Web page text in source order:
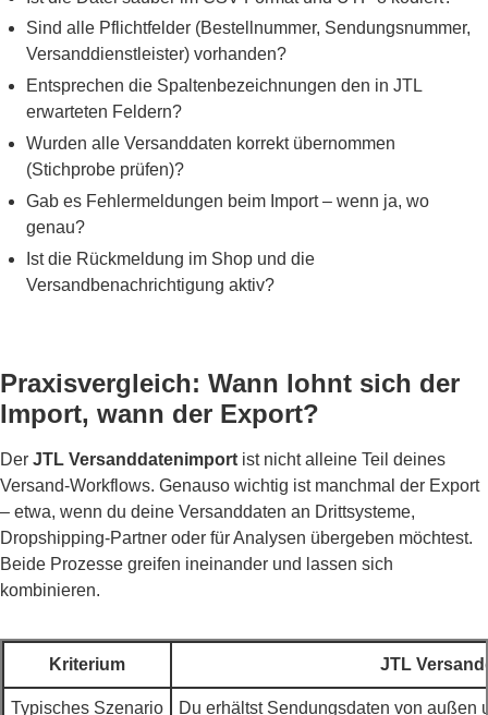
Sind alle Pflichtfelder (Bestellnummer, Sendungsnummer,
Versanddienstleister) vorhanden?
Entsprechen die Spaltenbezeichnungen den in JTL
erwarteten Feldern?
Wurden alle Versanddaten korrekt übernommen
(Stichprobe prüfen)?
Gab es Fehlermeldungen beim Import – wenn ja, wo
genau?
Ist die Rückmeldung im Shop und die
Versandbenachrichtigung aktiv?
Praxisvergleich: Wann lohnt sich der
Import, wann der Export?
Der JTL Versanddatenimport ist nicht alleine Teil deines
Versand-Workflows. Genauso wichtig ist manchmal der Export
– etwa, wenn du deine Versanddaten an Drittsysteme,
Dropshipping-Partner oder für Analysen übergeben möchtest.
Beide Prozesse greifen ineinander und lassen sich
kombinieren.
Kriterium JTL
Typisches Szenario Du erhältst Sendungsdaten von außen